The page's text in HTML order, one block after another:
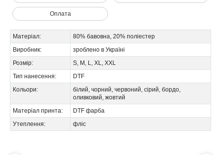
Оплата
Матеріал:
80% бавовна, 20% поліестер
Виробник:
зроблено в Україні
Розмір:
S, M, L, XL, XXL
Тип нанесення:
DTF
Кольори:
білий, чорний, червоний, сірий, бордо,
оливковий, жовтий
Матеріал принта:
DTF фарба
Утеплення:
фліс
Ми зателефонуємо вам на номер: